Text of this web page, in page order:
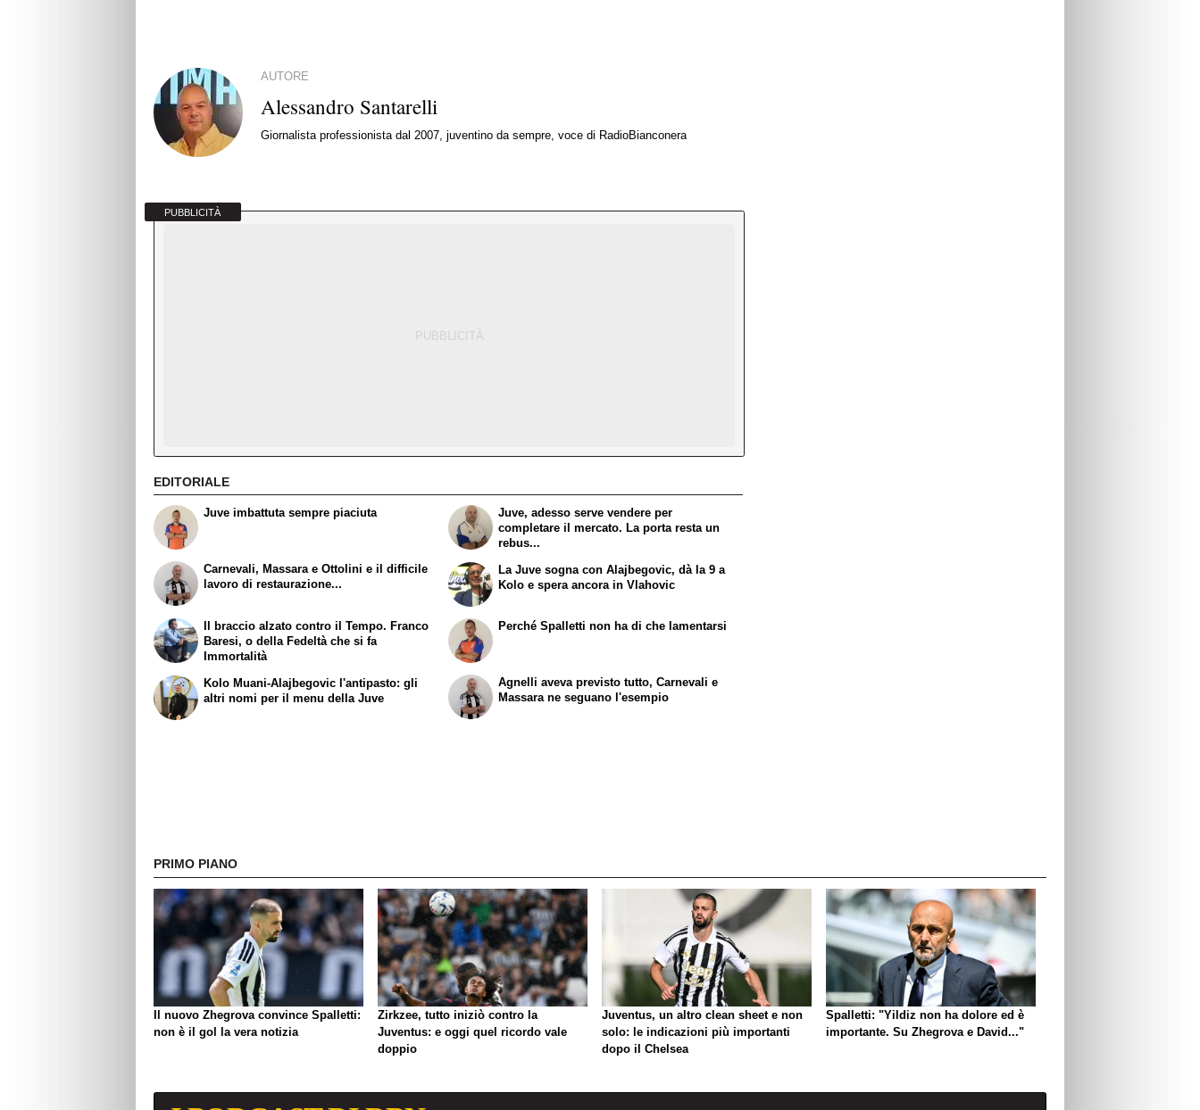
AUTORE
Alessandro Santarelli
Giornalista professionista dal 2007, juventino da sempre, voce di RadioBianconera
PUBBLICITÀ
EDITORIALE
Juve imbattuta sempre piaciuta
Carnevali, Massara e Ottolini e il difficile
lavoro di restaurazione...
Juve, adesso serve vendere per
completare il mercato. La porta resta un
rebus...
La Juve sogna con Alajbegovic, dà la 9 a
Kolo e spera ancora in Vlahovic
Il braccio alzato contro il Tempo. Franco
Baresi, o della Fedeltà che si fa
Immortalità
Kolo Muani-Alajbegovic l'antipasto: gli
altri nomi per il menu della Juve
Perché Spalletti non ha di che lamentarsi
Agnelli aveva previsto tutto, Carnevali e
Massara ne seguano l'esempio
PRIMO PIANO
Il nuovo Zhegrova convince Spalletti:
non è il gol la vera notizia
Zirkzee, tutto iniziò contro la
Juventus: e oggi quel ricordo vale
doppio
Juventus, un altro clean sheet e non
solo: le indicazioni più importanti
dopo il Chelsea
Spalletti: "Yildiz non ha dolore ed è
importante. Su Zhegrova e David..."